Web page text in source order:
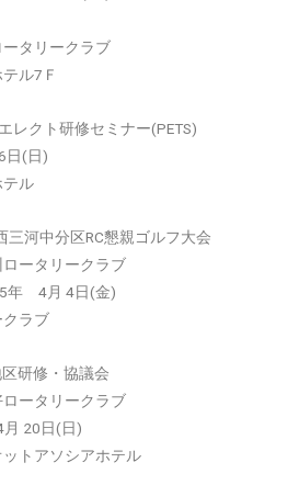
タリークラブ
ル7Ｆ
レクト研修セミナー(PETS)
(日)
ル
河中分区RC懇親ゴルフ大会
ータリークラブ
4日(金)
ラブ
区研修・協議会
ロータリークラブ
日(日)
トアソシアホテル